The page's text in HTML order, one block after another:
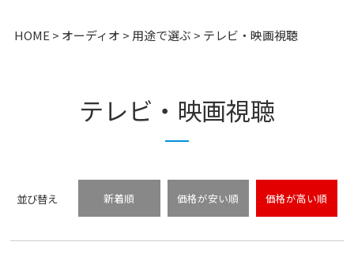
HOME オーディオ 用途で選ぶ テレビ・映画視聴
テレビ・映画視聴
並び替え 新着順 価格が安い順 価格が高い順